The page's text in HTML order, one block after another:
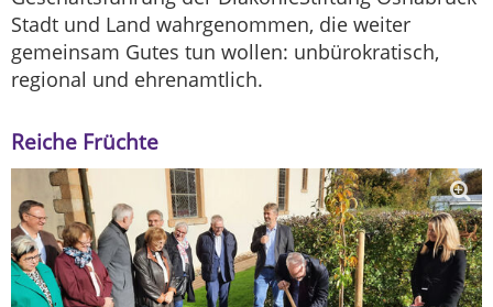
Stadt und Land wahrgenommen, die weiter
gemeinsam Gutes tun wollen: unbürokratisch,
regional und ehrenamtlich.
Reiche Früchte